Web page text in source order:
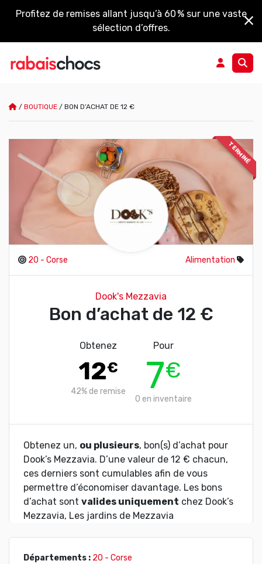
Profitez de remises allant jusqu’à 60 % sur une vaste
sélection d’offres.
/ BOUTIQUE / BON D’ACHAT DE 12 €
TERMINÉ
20 - Corse Alimentation
Dook's Mezzavia
Bon d’achat de 12 €
Obtenez
12€
42%de remise
Pour
7€
0 en inventaire
Obtenez un, ou plusieurs, bon(s) d’achat pour
Dook’s Mezzavia. D’une valeur de 12 € chacun,
ces derniers sont cumulables afin de vous
permettre d’économiser davantage. Les bons
d’achat sont valides uniquement chez Dook’s
Mezzavia, Les jardins de Mezzavia
Départements : 20 - Corse